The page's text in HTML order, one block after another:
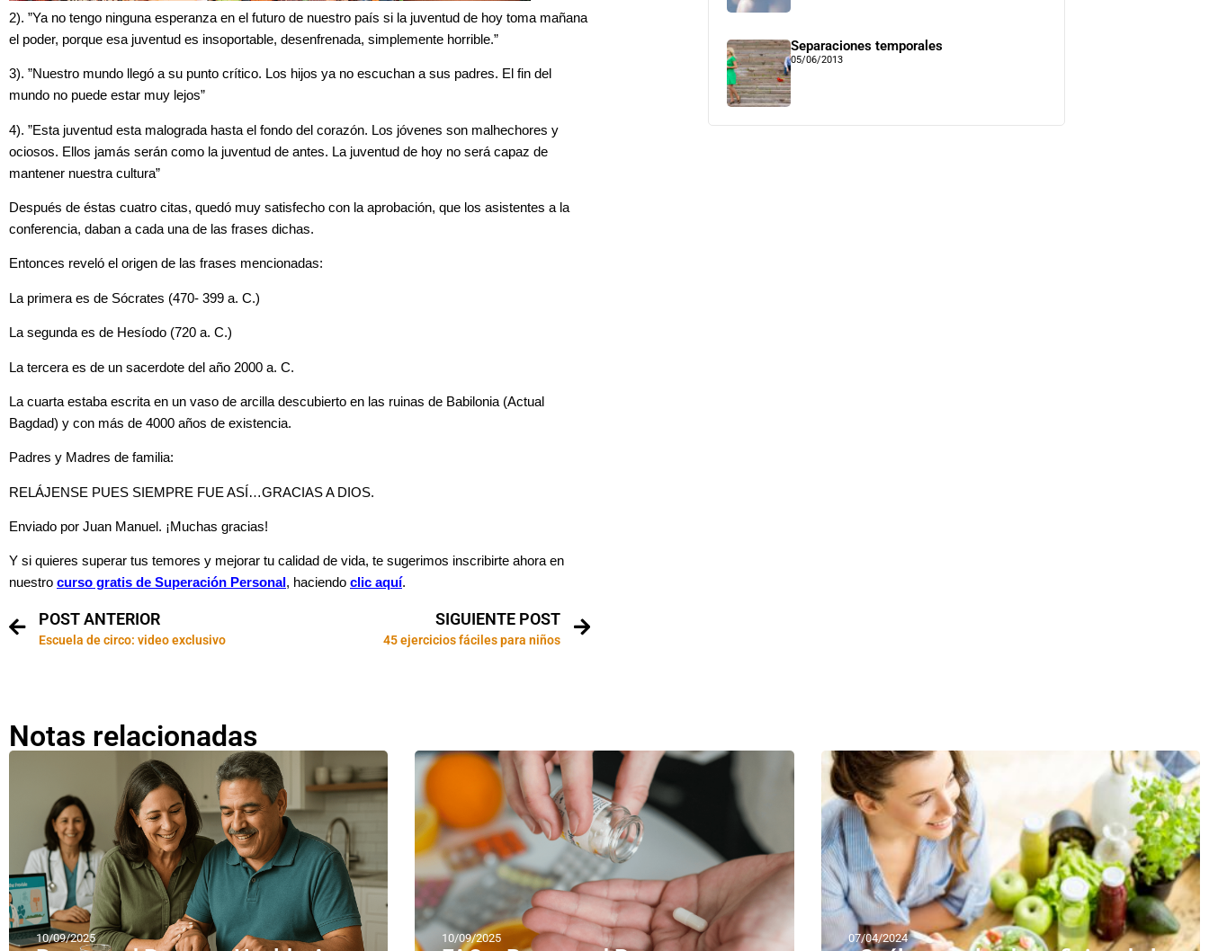
2). ”Ya no tengo ninguna esperanza en el futuro de nuestro país si la juventud de hoy toma mañana
el poder, porque esa juventud es insoportable, desenfrenada, simplemente horrible.”
3). ”Nuestro mundo llegó a su punto crítico. Los hijos ya no escuchan a sus padres. El fin del
mundo no puede estar muy lejos”
4). ”Esta juventud esta malograda hasta el fondo del corazón. Los jóvenes son malhechores y
ociosos. Ellos jamás serán como la juventud de antes. La juventud de hoy no será capaz de
mantener nuestra cultura”
Después de éstas cuatro citas, quedó muy satisfecho con la aprobación, que los asistentes a la
conferencia, daban a cada una de las frases dichas.
Entonces reveló el origen de las frases mencionadas:
La primera es de Sócrates (470- 399 a. C.)
La segunda es de Hesíodo (720 a. C.)
La tercera es de un sacerdote del año 2000 a. C.
La cuarta estaba escrita en un vaso de arcilla descubierto en las ruinas de Babilonia (Actual
Bagdad) y con más de 4000 años de existencia.
Padres y Madres de familia:
RELÁJENSE PUES SIEMPRE FUE ASÍ…GRACIAS A DIOS.
Enviado por Juan Manuel. ¡Muchas gracias!
Y si quieres superar tus temores y mejorar tu calidad de vida, te sugerimos inscribirte ahora en
nuestro curso gratis de Superación Personal , haciendo clic aquí.
POST ANTERIOR
Escuela de circo: video exclusivo
SIGUIENTE POST
45 ejercicios fáciles para niños
Separaciones temporales
05/06/2013
Notas relacionadas
10/09/2025 10/09/2025 07/04/2024